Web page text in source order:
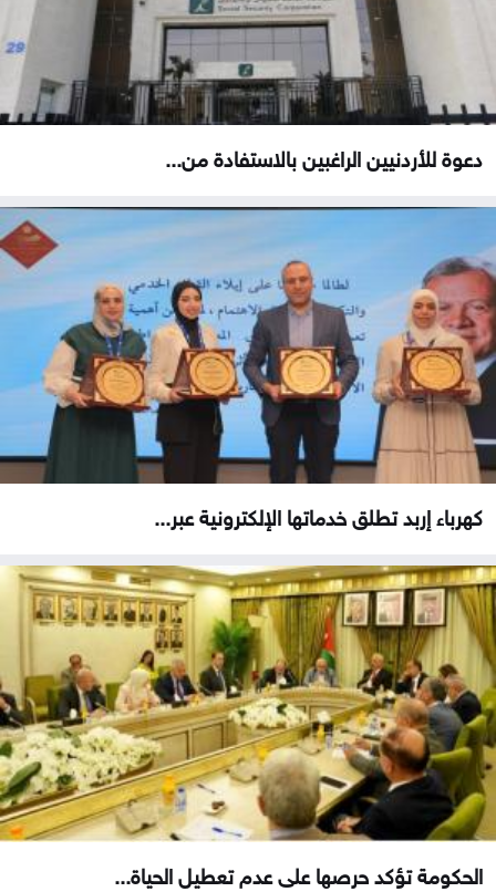
دعوة للأردنيين الراغبين بالاستفادة من...
كهرباء إربد تطلق خدماتها الإلكترونية عبر...
الحكومة تؤكد حرصها على عدم تعطيل الحياة...